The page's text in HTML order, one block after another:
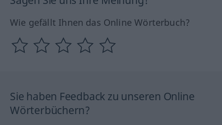
Wie gefällt Ihnen das Online Wörterbuch?
Sie haben Feedback zu unseren Online
Wörterbüchern?